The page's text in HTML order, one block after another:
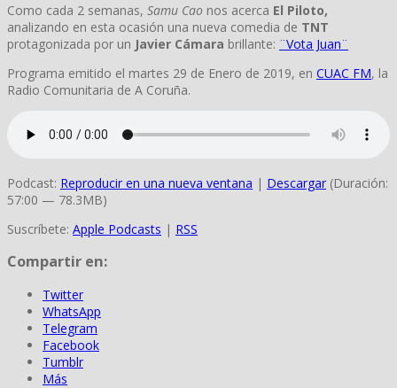
Como cada 2 semanas, Samu Cao nos acerca El Piloto,
analizando en esta ocasión una nueva comedia de TNT
protagonizada por un Javier Cámara brillante: ¨Vota Juan¨
Programa emitido el martes 29 de Enero de 2019, en CUAC FM, la
Radio Comunitaria de A Coruña.
Podcast: Reproducir en una nueva ventana | Descargar (Duración:
57:00 — 78.3MB)
Suscríbete: Apple Podcasts | RSS
Compartir en:
Twitter
WhatsApp
Telegram
Facebook
Tumblr
Más